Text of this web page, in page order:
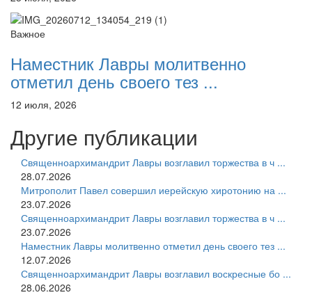
Важное
Наместник Лавры молитвенно
отметил день своего тез ...
12 июля, 2026
Другие публикации
Священноархимандрит Лавры возглавил торжества в ч ...
28.07.2026
Митрополит Павел совершил иерейскую хиротонию на ...
23.07.2026
Священноархимандрит Лавры возглавил торжества в ч ...
23.07.2026
Наместник Лавры молитвенно отметил день своего тез ...
12.07.2026
Священноархимандрит Лавры возглавил воскресные бо ...
28.06.2026